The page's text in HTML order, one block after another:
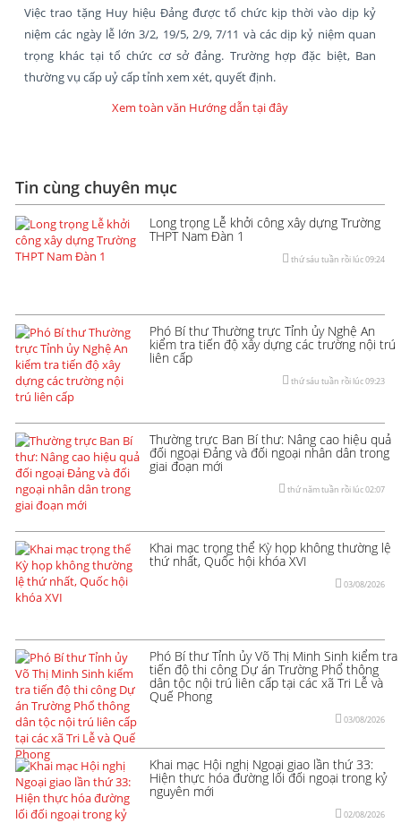
Việc trao tặng Huy hiệu Đảng được tổ chức kịp thời vào dịp kỷ
niệm các ngày lễ lớn 3/2, 19/5, 2/9, 7/11 và các dịp kỷ niệm quan
trọng khác tại tổ chức cơ sở đảng. Trường hợp đặc biệt, Ban
thường vụ cấp uỷ cấp tỉnh xem xét, quyết định.
Xem toàn văn Hướng dẫn tại đây
Tin cùng chuyên mục
Long trọng Lễ khởi công xây dựng Trường
THPT Nam Đàn 1
thứ sáu tuần rồi lúc 09:24
Phó Bí thư Thường trực Tỉnh ủy Nghệ An
kiểm tra tiến độ xây dựng các trường nội trú
liên cấp
thứ sáu tuần rồi lúc 09:23
Thường trực Ban Bí thư: Nâng cao hiệu quả
đối ngoại Đảng và đối ngoại nhân dân trong
giai đoạn mới
thứ năm tuần rồi lúc 02:07
Khai mạc trọng thể Kỳ họp không thường lệ
thứ nhất, Quốc hội khóa XVI
03/08/2026
Phó Bí thư Tỉnh ủy Võ Thị Minh Sinh kiểm tra
tiến độ thi công Dự án Trường Phổ thông
dân tộc nội trú liên cấp tại các xã Tri Lễ và
Quế Phong
03/08/2026
Khai mạc Hội nghị Ngoại giao lần thứ 33:
Hiện thực hóa đường lối đối ngoại trong kỷ
nguyên mới
02/08/2026